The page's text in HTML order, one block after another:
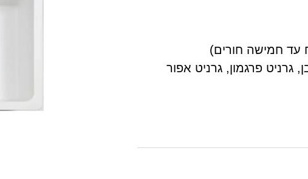
לבן, גרניט פרגמון, גרניט אפור